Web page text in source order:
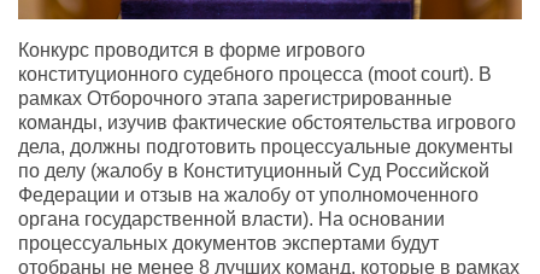
Конкурс проводится в форме игрового
конституционного судебного процесса (moot court). В
рамках Отборочного этапа зарегистрированные
команды, изучив фактические обстоятельства игрового
дела, должны подготовить процессуальные документы
по делу (жалобу в Конституционный Суд Российской
Федерации и отзыв на жалобу от уполномоченного
органа государственной власти). На основании
процессуальных документов экспертами будут
отобраны не менее 8 лучших команд, которые в рамках